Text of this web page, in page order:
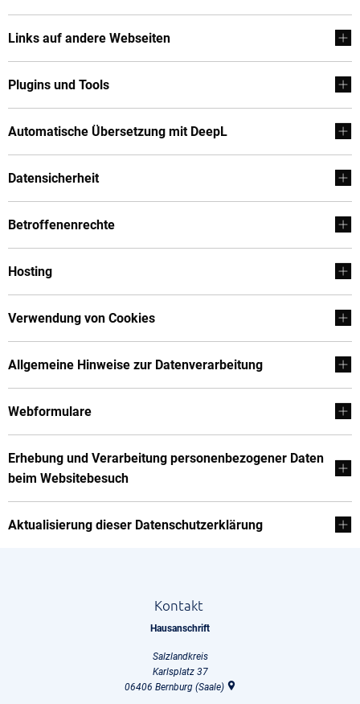
Links auf andere Webseiten
Plugins und Tools
Automatische Übersetzung mit DeepL
Datensicherheit
Betroffenenrechte
Hosting
Verwendung von Cookies
Allgemeine Hinweise zur Datenverarbeitung
Webformulare
Erhebung und Verarbeitung personenbezogener Daten
beim Websitebesuch
Aktualisierung dieser Datenschutzerklärung
Kontakt
Hausanschrift
Salzlandkreis
Karlsplatz 37
06406 Bernburg (Saale)